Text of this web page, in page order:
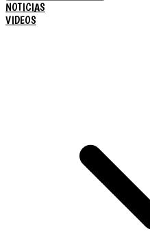
NOTICIAS
VIDEOS